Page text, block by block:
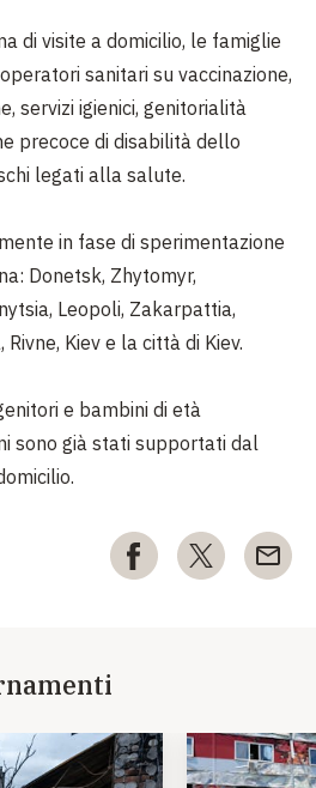
di visite a domicilio, le famiglie
sanitari su vaccinazione,
servizi igienici, genitorialità
precoce di disabilità dello
legati alla salute.
in fase di sperimentazione
Donetsk, Zhytomyr,
Leopoli, Zakarpattia,
Kiev e la città di Kiev.
e bambini di età
sono già stati supportati dal